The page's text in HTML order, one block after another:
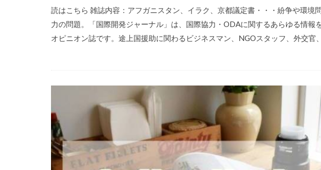
読はこちら 雑誌内容：アフガニスタン、イラク、京都議定書・・・紛争や環境
力の問題。「国際開発ジャーナル」は、国際協力・ODAに関するあらゆる情報
オピニオン誌です。途上国援助に関わるビジネスマン、NGOスタッフ、外交官